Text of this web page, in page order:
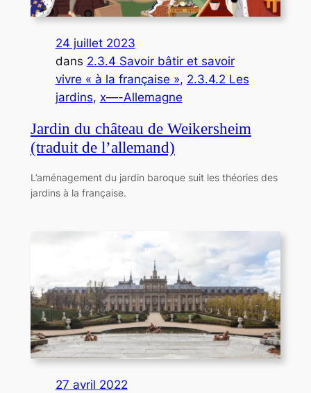
24 juillet 2023
dans 2.3.4 Savoir bâtir et savoir
vivre « à la française », 2.3.4.2 Les
jardins, x—-Allemagne
Jardin du château de Weikersheim
(traduit de l’allemand)
L’aménagement du jardin baroque suit les théories des
jardins à la française.
27 avril 2022